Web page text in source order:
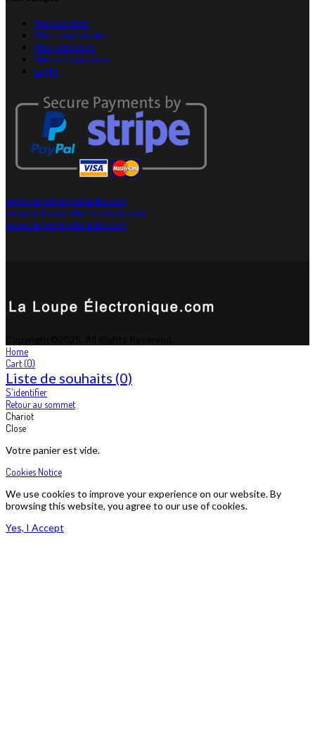
Mon compte
Mes commandes
Mes adresses
Mes informations
Login
www.lamontreparlante.com
www.la-loupe-electronique.com
www.lamontrevibrante.com
Home
Cart (0)
Liste de souhaits (0)
S'identifier
Retour au sommet
Chariot
Close
Votre panier est vide.
Cookies Notice
We use cookies to improve your experience on our website. By
browsing this website, you agree to our use of cookies.
Yes, I Accept